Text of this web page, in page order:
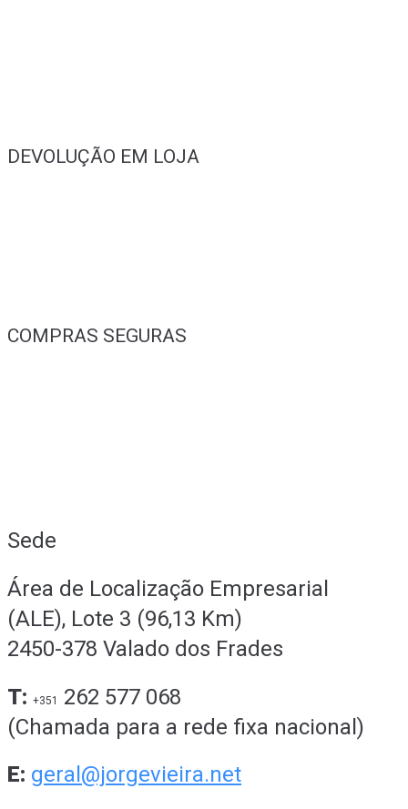
DEVOLUÇÃO EM LOJA
COMPRAS SEGURAS
Sede
Área de Localização Empresarial
(ALE), Lote 3 (96,13 Km)
2450-378 Valado dos Frades
T: +351
262 577 068
(Chamada para a rede fixa nacional)
E: geral@jorgevieira.net